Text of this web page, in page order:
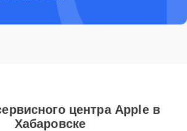
центра Apple в
Хабаровске